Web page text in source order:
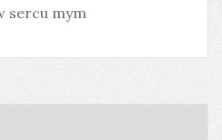
sercu mym